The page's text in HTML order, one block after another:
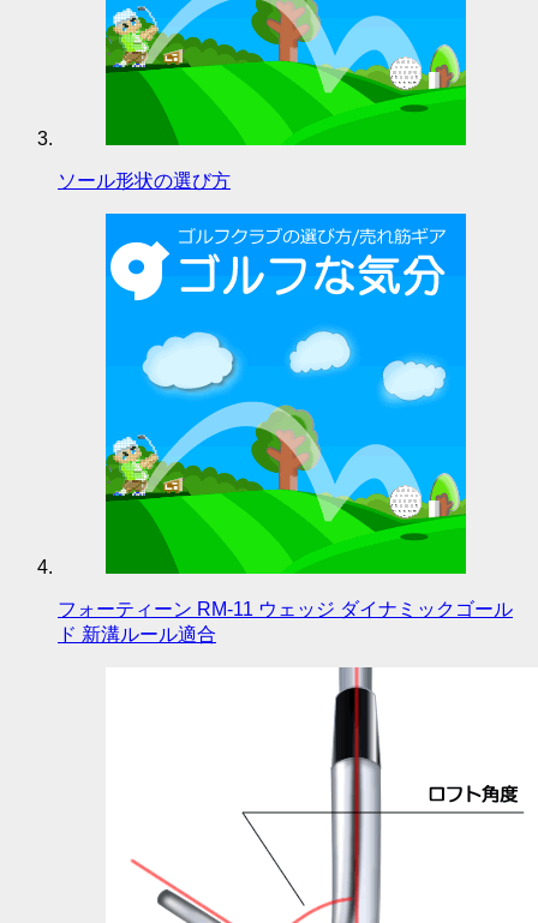
ソール形状の選び方
フォーティーン RM-11 ウェッジ ダイナミックゴール
ド 新溝ルール適合